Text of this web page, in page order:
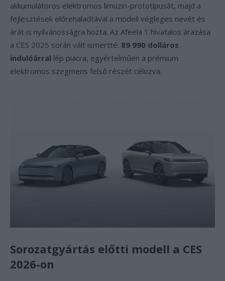
akkumulátoros elektromos limuzin-prototípusát, majd a
fejlesztések előrehaladtával a modell végleges nevét és
árát is nyilvánosságra hozta. Az Afeela 1 hivatalos árazása
a CES 2025 során vált ismertté: 89 990 dolláros
indulóárral lép piacra, egyértelműen a prémium
elektromos szegmens felső részét célozva.
Sorozatgyártás előtti modell a CES
2026-on